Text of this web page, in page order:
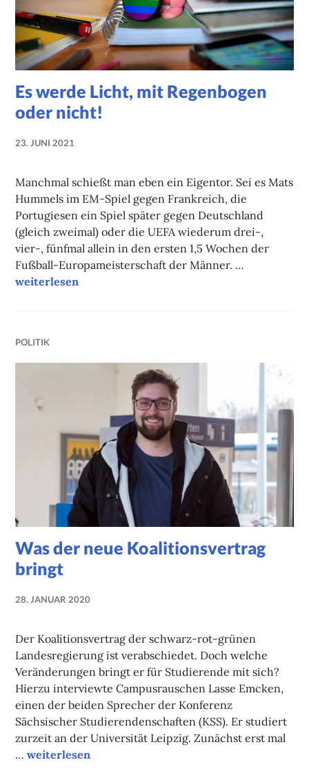
Es werde Licht, mit Regenbogen
oder nicht!
23. JUNI 2021
Manchmal schießt man eben ein Eigentor. Sei es Mats
Hummels im EM-Spiel gegen Frankreich, die
Portugiesen ein Spiel später gegen Deutschland
(gleich zweimal) oder die UEFA wiederum drei-,
vier-, fünfmal allein in den ersten 1,5 Wochen der
Fußball-Europameisterschaft der Männer. …
Es werde Licht, mit Regenbogen oder nicht!
weiterlesen
POLITIK
Was der neue Koalitionsvertrag
bringt
28. JANUAR 2020
Der Koalitionsvertrag der schwarz-rot-grünen
Landesregierung ist verabschiedet. Doch welche
Veränderungen bringt er für Studierende mit sich?
Hierzu interviewte Campusrauschen Lasse Emcken,
einen der beiden Sprecher der Konferenz
Sächsischer Studierendenschaften (KSS). Er studiert
zurzeit an der Universität Leipzig. Zunächst erst mal
…Was der neue Koalitionsvertrag bringt
weiterlesen